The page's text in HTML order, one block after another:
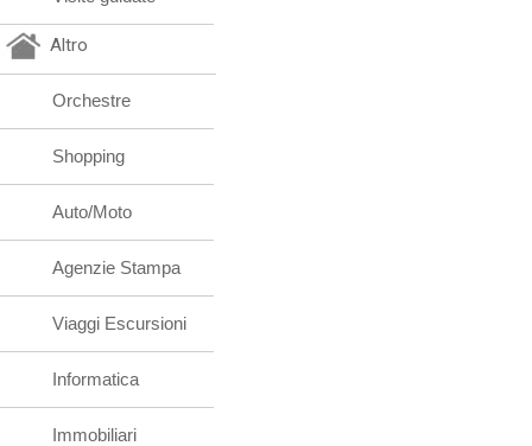
Altro
Orchestre
Shopping
Auto/Moto
Agenzie Stampa
Viaggi Escursioni
Informatica
Immobiliari